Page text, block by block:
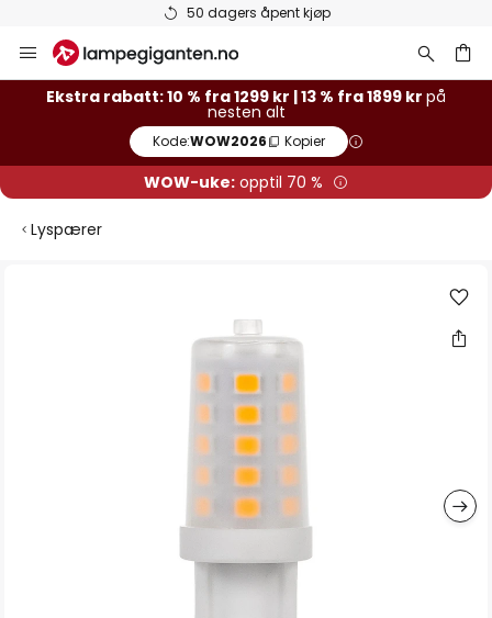
50 dagers åpent kjøp
Hopp
til
innhold
Ekstra rabatt: 10 % fra 1299 kr | 13 % fra 1899 kr på
nesten alt
Kode:WOW2026 Kopier
WOW-uke: opptil 70 %
Lyspærer